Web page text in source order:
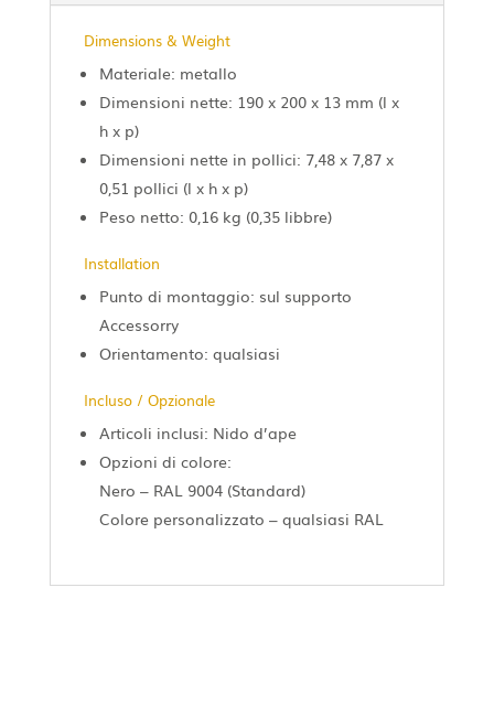
Dimensions & Weight
Materiale: metallo
Dimensioni nette: 190 x 200 x 13 mm (l x
h x p)
Dimensioni nette in pollici: 7,48 x 7,87 x
0,51 pollici (l x h x p)
Peso netto: 0,16 kg (0,35 libbre)
Installation
Punto di montaggio: sul supporto
Accessorry
Orientamento: qualsiasi
Incluso / Opzionale
Articoli inclusi: Nido d’ape
Opzioni di colore:
Nero – RAL 9004 (Standard)
Colore personalizzato – qualsiasi RAL